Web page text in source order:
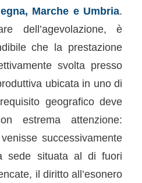
Marche e Umbria.
dell’agevolazione, è
che la prestazione
svolta presso
ubicata in uno di
geografico deve
estrema attenzione:
successivamente
sede situata al di fuori
il diritto all’esonero